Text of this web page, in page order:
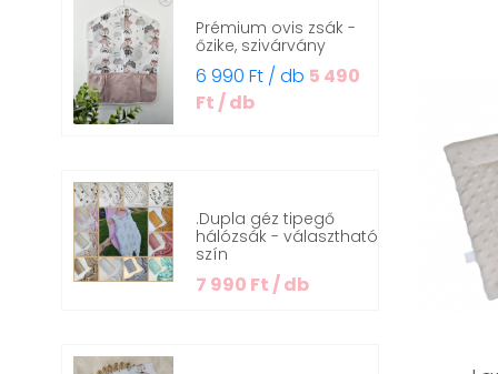
Prémium ovis zsák -
őzike, szivárvány
6 990 Ft / db 5 490
Ft / db
.Dupla géz tipegő
hálózsák - választható
szín
7 990 Ft / db